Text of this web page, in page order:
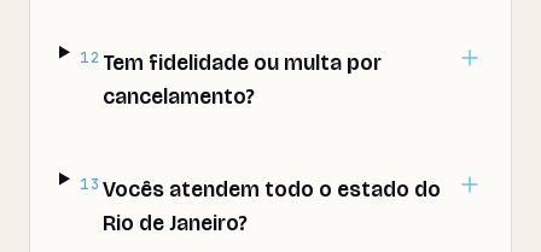
12 Tem fidelidade ou multa por
cancelamento?
13 Vocês atendem todo o estado do
Rio de Janeiro?